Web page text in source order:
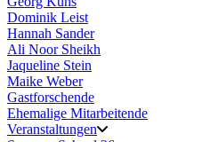
Dominik Leist
Hannah Sander
Ali Noor Sheikh
Jaqueline Stein
Maike Weber
Gastforschende
Ehemalige Mitarbeitende
Veranstaltungen